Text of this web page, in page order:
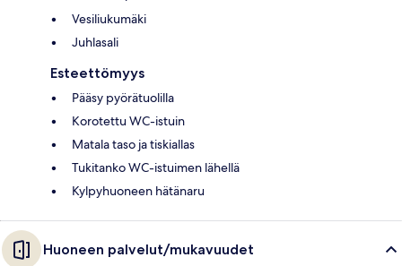
Vesiliukumäki
Juhlasali
Esteettömyys
Pääsy pyörätuolilla
Korotettu WC-istuin
Matala taso ja tiskiallas
Tukitanko WC-istuimen lähellä
Kylpyhuoneen hätänaru
Huoneen palvelut/mukavuudet